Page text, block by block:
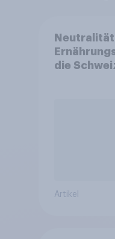
die
Artikel